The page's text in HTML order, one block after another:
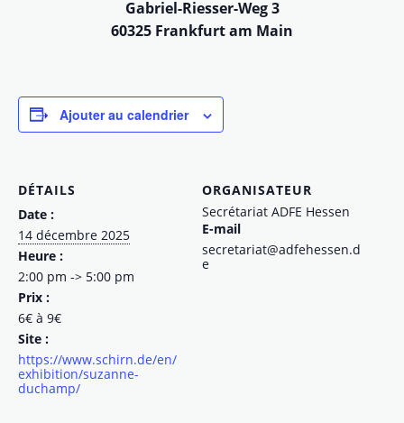
Gabriel-Riesser-Weg 3
60325 Frankfurt am Main
Ajouter au calendrier
DÉTAILS
Date :
14 décembre 2025
Heure :
2:00 pm -> 5:00 pm
Prix :
6€ à 9€
Site :
https://www.schirn.de/en/
exhibition/suzanne-
duchamp/
ORGANISATEUR
Secrétariat ADFE Hessen
E-mail
secretariat@adfehessen.d
e